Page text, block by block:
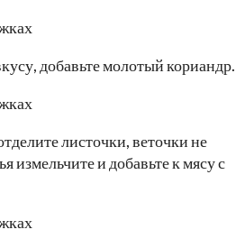
добавьте молотый кориандр.
листочки, веточки не
измельчите и добавьте к мясу с